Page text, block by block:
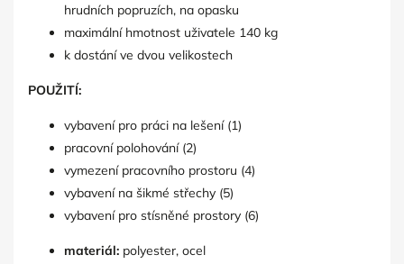
hrudních popruzích, na opasku
maximální hmotnost uživatele 140 kg
k dostání ve dvou velikostech
POUŽITÍ:
vybavení pro práci na lešení (1)
pracovní polohování (2)
vymezení pracovního prostoru (4)
vybavení na šikmé střechy (5)
vybavení pro stísněné prostory (6)
materiál: polyester, ocel